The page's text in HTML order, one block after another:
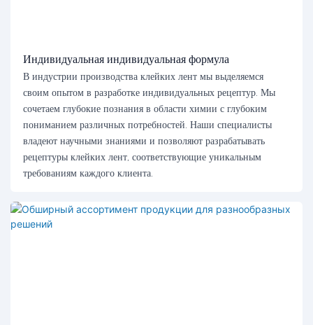
Индивидуальная индивидуальная формула
В индустрии производства клейких лент мы выделяемся
своим опытом в разработке индивидуальных рецептур. Мы
сочетаем глубокие познания в области химии с глубоким
пониманием различных потребностей. Наши специалисты
владеют научными знаниями и позволяют разрабатывать
рецептуры клейких лент, соответствующие уникальным
требованиям каждого клиента.